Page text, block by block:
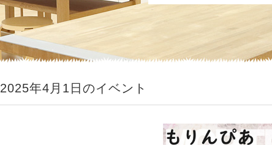
2025年4月1日のイベント